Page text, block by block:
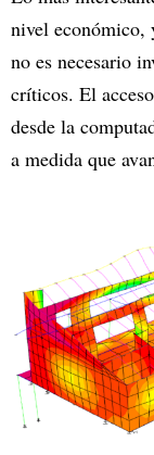
nivel económico,
no es necesario
críticos. El
desde la
a medida que